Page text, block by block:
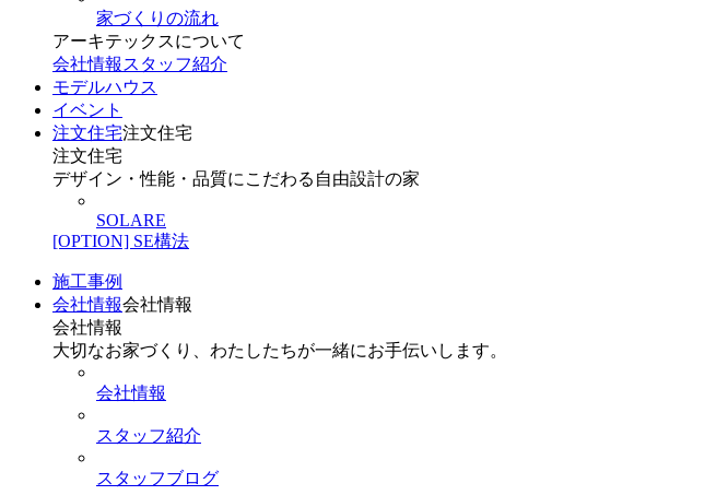
家づくりの流れ
アーキテックスについて
会社情報 スタッフ紹介
モデルハウス
イベント
注文住宅注文住宅
注文住宅
デザイン・性能・品質にこだわる自由設計の家
SOLARE
[OPTION] SE構法
施工事例
会社情報会社情報
会社情報
大切なお家づくり、わたしたちが一緒にお手伝いします。
会社情報
スタッフ紹介
スタッフブログ